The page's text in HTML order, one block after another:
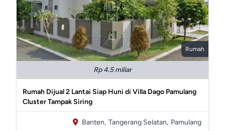
Rumah
Rp 4.5 miliar
Rumah Dijual 2 Lantai Siap Huni di Villa Dago Pamulang
Cluster Tampak Siring
Banten, Tangerang Selatan, Pamulang